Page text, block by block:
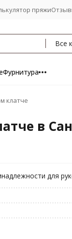
пряжи
Все
Фурнитура
клатче
в
для